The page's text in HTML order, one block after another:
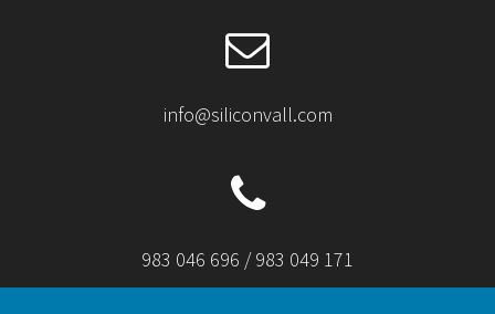
info@siliconvall.com
983 046 696 / 983 049 171